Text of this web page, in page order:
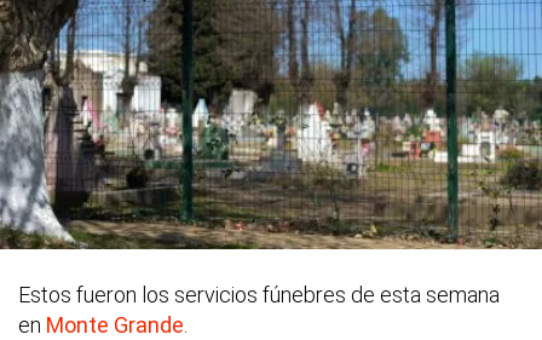
Estos fueron los servicios fúnebres de esta semana
en Monte Grande.